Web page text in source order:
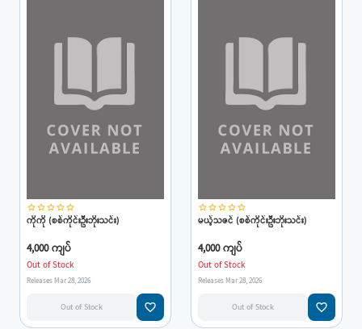
star_borderstar_borderstar_borderstar_borderstar_border
ကိုကို (စစ်ကိုင်းဦးဘိုးသင်း)
4,000 ကျပ်
Out of Stock
Releases Mar 28, 2026
Out of Stock favorite_border
star_borderstar_borderstar_borderstar_borderstar_border
မယ့်သဇင် (စစ်ကိုင်းဦးဘိုးသင်း)
4,000 ကျပ်
Out of Stock
Releases Mar 28, 2026
Out of Stock favorite_border